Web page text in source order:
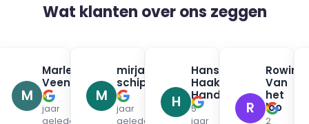
Wat klanten over ons zeggen
M
Marleen
Veenendaal
✓
6
jaar
geleden
M
mirjam
schippers
5
jaar
geleden
H
Hans
Haak
Handpan
5
jaar
R
Rowin
Van
het
loo
2